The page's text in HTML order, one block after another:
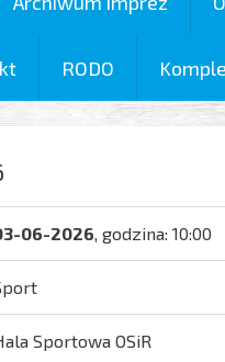
RODO
06-2026, godzina: 10:00
Sportowa OSiR